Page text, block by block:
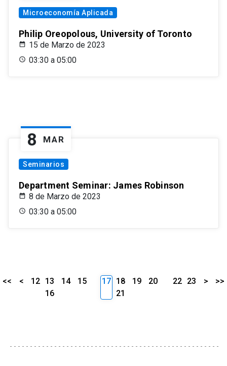
Microeconomía Aplicada
Philip Oreopolous, University of Toronto
15 de Marzo de 2023
03:30 a 05:00
8 MAR
Seminarios
Department Seminar: James Robinson
8 de Marzo de 2023
03:30 a 05:00
<< < 12 13 14
15
16
17 18 19
20
21
22 23 > >>